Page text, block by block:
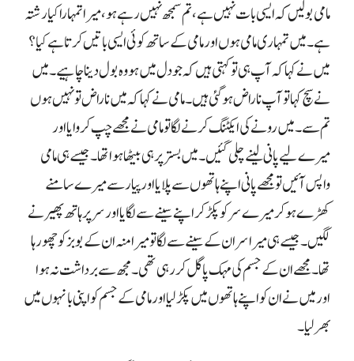
مامی بولیں کہ ایسی بات نہیں ہے، تم سمجھ نہیں رہے ہو، میرا تمہارا کیا رشتہ
ہے۔ میں تمہاری مامی ہوں اور مامی کے ساتھ کوئی ایسی باتیں کرتا ہے کیا؟
میں نے کہا کہ آپ ہی تو کہتی ہیں کہ جو دل میں ہو وہ بول دینا چاہیے۔ میں
نے سچ کہا تو آپ ناراض ہو گئی ہیں۔ مامی نے کہا کہ میں ناراض تو نہیں ہوں
تم سے۔ میں رونے کی ایکٹنگ کرنے لگا تو مامی نے مجھے چپ کروایا اور
میرے لیے پانی لینے چلی گئیں۔ میں بستر پر ہی بیٹھا ہوا تھا۔ جیسے ہی مامی
واپس آئیں تو مجھے پانی اپنے ہاتھوں سے پلایا اور پیار سے میرے سامنے
کھڑے ہو کر میرے سر کو پکڑ کر اپنے سینے سے لگایا اور سر پر ہاتھ پھیرنے
لگیں۔ جیسے ہی میرا سر ان کے سینے سے لگا تو میرا منہ ان کے بوبز کو چھو رہا
تھا۔ مجھے ان کے جسم کی مہک پاگل کر رہی تھی۔ مجھ سے برداشت نہ ہوا
اور میں نے ان کو اپنے ہاتھوں میں پکڑ لیا اور مامی کے جسم کو اپنی بانہوں میں
بھر لیا۔